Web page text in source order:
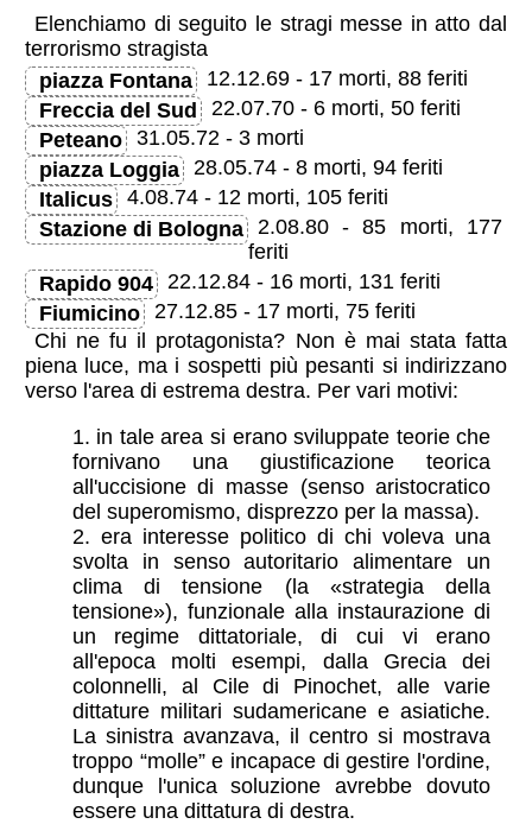
Elenchiamo di seguito le stragi messe in atto dal
terrorismo stragista
piazza Fontana
12.12.69 - 17 morti, 88 feriti
Freccia del Sud
22.07.70 - 6 morti, 50 feriti
Peteano
31.05.72 - 3 morti
piazza Loggia
28.05.74 - 8 morti, 94 feriti
Italicus
4.08.74 - 12 morti, 105 feriti
Stazione di Bologna
2.08.80 - 85 morti, 177
feriti
Rapido 904
22.12.84 - 16 morti, 131 feriti
Fiumicino
27.12.85 - 17 morti, 75 feriti
Chi ne fu il protagonista? Non è mai stata fatta
piena luce, ma i sospetti più pesanti si indirizzano
verso l'area di estrema destra. Per vari motivi:
in tale area si erano sviluppate teorie che
fornivano una giustificazione teorica
all'uccisione di masse (senso aristocratico
del superomismo, disprezzo per la massa).
era interesse politico di chi voleva una
svolta in senso autoritario alimentare un
clima di tensione (la «strategia della
tensione»), funzionale alla instaurazione di
un regime dittatoriale, di cui vi erano
all'epoca molti esempi, dalla Grecia dei
colonnelli, al Cile di Pinochet, alle varie
dittature militari sudamericane e asiatiche.
La sinistra avanzava, il centro si mostrava
troppo “molle” e incapace di gestire l'ordine,
dunque l'unica soluzione avrebbe dovuto
essere una dittatura di destra.